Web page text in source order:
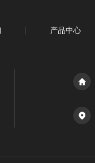
产品中心